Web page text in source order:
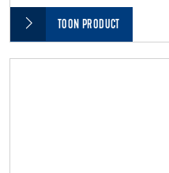
TOON PRODUCT